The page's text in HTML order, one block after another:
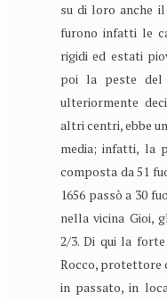
su di loro anche
furono infatti le
rigidi ed estati
poi la peste del
ulteriormente
altri centri, ebbe
media; infatti, la
composta da 51
1656 passò a 30
nella vicina Gioi,
2/3. Di qui la
Rocco, protettore
in passato, in